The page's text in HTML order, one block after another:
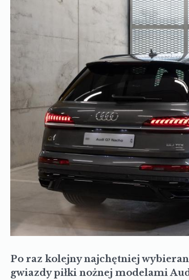
Po raz kolejny najchętniej
gwiazdy piłki nożnej modelami